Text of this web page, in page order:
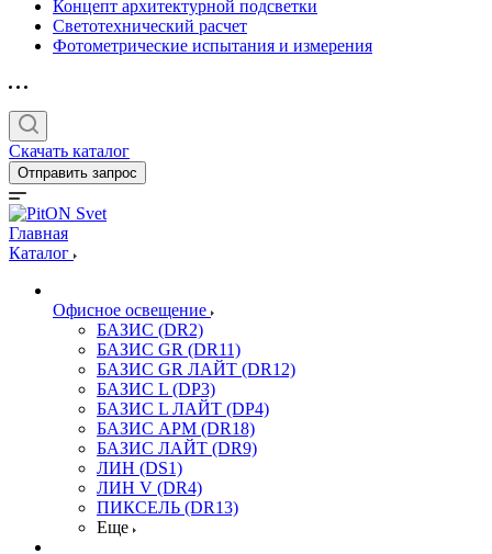
Концепт архитектурной подсветки
Светотехнический расчет
Фотометрические испытания и измерения
Скачать каталог
Отправить запрос
Главная
Каталог
Офисное освещение
БАЗИС (DR2)
БАЗИС GR (DR11)
БАЗИС GR ЛАЙТ (DR12)
БАЗИС L (DP3)
БАЗИС L ЛАЙТ (DP4)
БАЗИС АРМ (DR18)
БАЗИС ЛАЙТ (DR9)
ЛИН (DS1)
ЛИН V (DR4)
ПИКСЕЛЬ (DR13)
Еще